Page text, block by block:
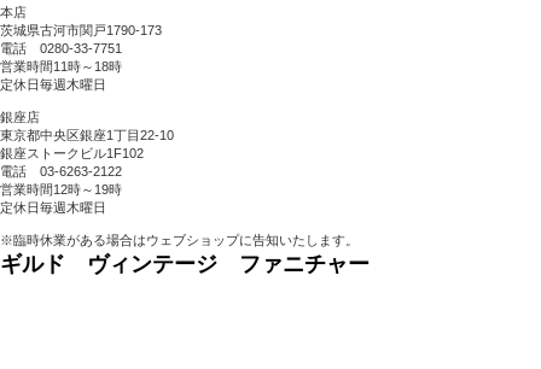
本店
茨城県古河市関戸1790-173
電話 0280-33-7751
営業時間11時～18時
定休日毎週木曜日
銀座店
東京都中央区銀座1丁目22-10
銀座ストークビル1F102
電話 03-6263-2122
営業時間12時～19時
定休日毎週木曜日
※臨時休業がある場合はウェブショップに告知いたします。
ギルド ヴィンテージ ファニチャー